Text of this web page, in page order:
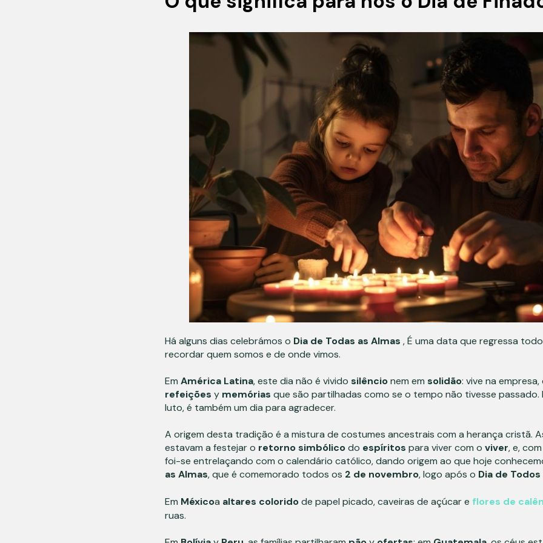
Há alguns dias celebrámos o Dia de Todas as Almas , É uma data que regressa
recordar quem somos e de onde vimos.
Em América Latina, este dia não é vivido silêncionem em solidão: vive na
refeições y memórias que são partilhadas como se o tempo não tivesse passado.
luto, é também um dia para agradecer.
A origem desta tradição é a mistura de costumes ancestrais com a herança cristã.
estavam a festejar o retornosimbólicodo espíritos para viver com o viver, e,
foi-se entrelaçando com o calendário católico, dando origem ao que hoje
as Almas, que é comemorado todos os 2 de novembro, logo após o Dia de
Em Méxicoa altares coloridode papel picado, caveiras de açúcar e flores de
ruas.